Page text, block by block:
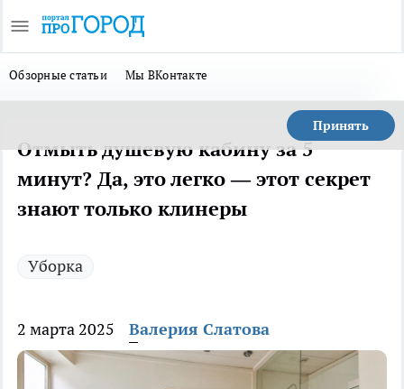
Обзорные статьи Мы ВКонтакте
Принять
Отмыть душевую кабину за 5
минут? Да, это легко — этот секрет
знают только клинеры
Уборка
2 марта 2025 Валерия Слатова